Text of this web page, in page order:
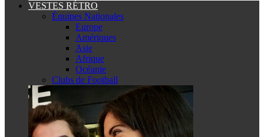
VESTES RÉTRO
Équipes Nationales
Europe
Amériques
Asie
Afrique
Océanie
Clubs de Football